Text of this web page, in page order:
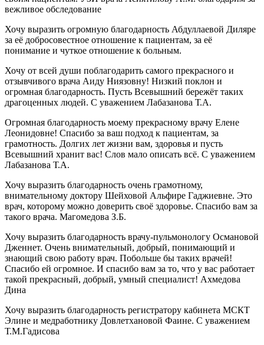
вежливое обследование
Хочу выразить огромную благодарность Абдуллаевой Диляре
за её добросовестное отношение к пациентам, за её
понимание и чуткое отношение к больным.
Хочу от всей души поблагодарить самого прекрасного и
отзывчивого врача Аиду Ниязовну! Низкий поклон и
огромная благодарность. Пусть Всевышний бережёт таких
драгоценных людей. С уважением Лабазанова Т.А.
Огромная благодарность моему прекрасному врачу Елене
Леонидовне! Спасибо за ваш подход к пациентам, за
грамотность. Долгих лет жизни вам, здоровья и пусть
Всевышний хранит вас! Слов мало описать всё. С уважением
Лабазанова Т.А.
Хочу выразить благодарность очень грамотному,
внимательному доктору Шейховой Альфире Гаджиевне. Это
врач, которому можно доверить своё здоровье. Спасибо вам за
такого врача. Магомедова З.Б.
Хочу выразить благодарность врачу-пульмонологу Османовой
Дженнет. Очень внимательный, добрый, понимающий и
знающий свою работу врач. Побольше бы таких врачей!
Спасибо ей огромное. И спасибо вам за то, что у вас работает
такой прекрасный, добрый, умный специалист! Ахмедова
Дина
Хочу выразить благодарность регистратору кабинета МСКТ
Элине и медработнику Довлетхановой Фаине. С уважением
Т.М.Гадисова